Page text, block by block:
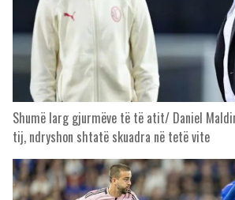
Shumë larg gjurmëve të të atit/ Daniel
tij, ndryshon shtatë skuadra në tetë vite